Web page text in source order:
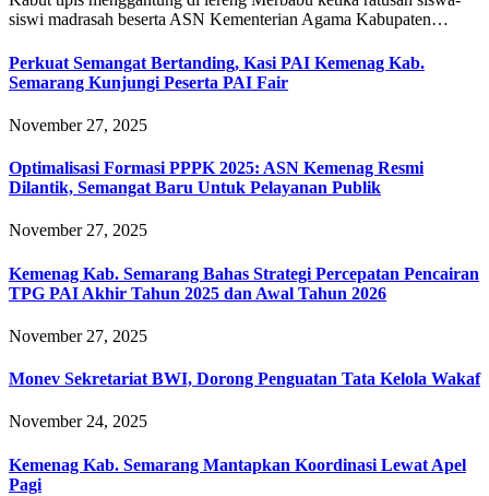
siswi madrasah beserta ASN Kementerian Agama Kabupaten…
Perkuat Semangat Bertanding, Kasi PAI Kemenag Kab.
Semarang Kunjungi Peserta PAI Fair
November 27, 2025
Optimalisasi Formasi PPPK 2025: ASN Kemenag Resmi
Dilantik, Semangat Baru Untuk Pelayanan Publik
November 27, 2025
Kemenag Kab. Semarang Bahas Strategi Percepatan Pencairan
TPG PAI Akhir Tahun 2025 dan Awal Tahun 2026
November 27, 2025
Monev Sekretariat BWI, Dorong Penguatan Tata Kelola Wakaf
November 24, 2025
Kemenag Kab. Semarang Mantapkan Koordinasi Lewat Apel
Pagi